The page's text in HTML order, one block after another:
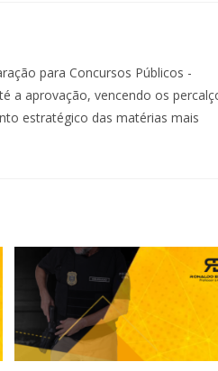
para Concursos Públicos -
a aprovação, vencendo os
estratégico das matérias mais